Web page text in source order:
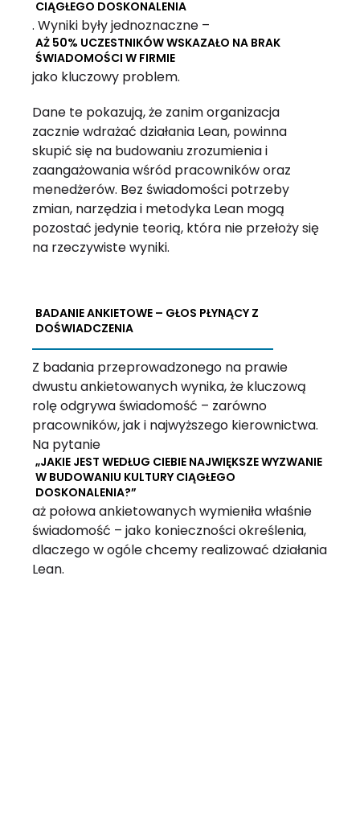
CIĄGŁEGO DOSKONALENIA
. Wyniki były jednoznaczne –
AŻ 50% UCZESTNIKÓW WSKAZAŁO NA BRAK
ŚWIADOMOŚCI W FIRMIE
jako kluczowy problem.
Dane te pokazują, że zanim organizacja
zacznie wdrażać działania Lean, powinna
skupić się na budowaniu zrozumienia i
zaangażowania wśród pracowników oraz
menedżerów. Bez świadomości potrzeby
zmian, narzędzia i metodyka Lean mogą
pozostać jedynie teorią, która nie przełoży się
na rzeczywiste wyniki.
BADANIE ANKIETOWE – GŁOS PŁYNĄCY Z
DOŚWIADCZENIA
Z badania przeprowadzonego na prawie
dwustu ankietowanych wynika, że kluczową
rolę odgrywa świadomość – zarówno
pracowników, jak i najwyższego kierownictwa.
Na pytanie
„JAKIE JEST WEDŁUG CIEBIE NAJWIĘKSZE WYZWANIE
W BUDOWANIU KULTURY CIĄGŁEGO
DOSKONALENIA?”
aż połowa ankietowanych wymieniła właśnie
świadomość – jako konieczności określenia,
dlaczego w ogóle chcemy realizować działania
Lean.